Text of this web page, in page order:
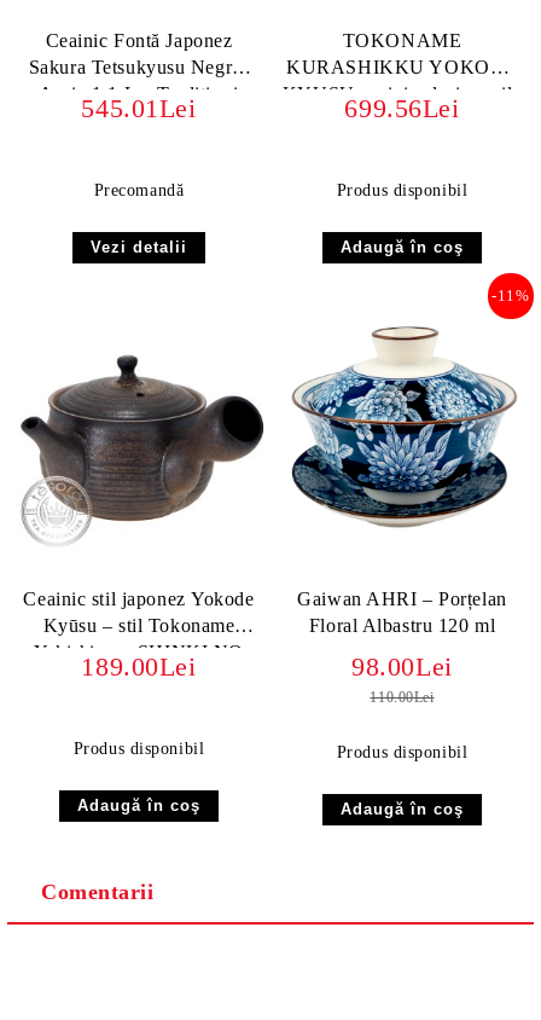
Ceainic Fontă Japonez
Sakura Tetsukyusu Negru-
Auriu 1.1 L – Tradiție și
Eleganță Niponă
545.01Lei
Precomandă
Vezi detalii
TOKONAME
KURASHIKKU YOKODE
KYUSU ceainic clasic argila
JAPONIA
699.56Lei
Produs disponibil
Ceainic stil japonez Yokode
Kyūsu – stil Tokoname
Yakishime - SHINKI NO
KAGAYAKI (Stralucirea
189.00Lei
Produs disponibil
Gaiwan AHRI – Porțelan
Floral Albastru 120 ml
-11%
98.00Lei
110.00Lei
Produs disponibil
Comentarii